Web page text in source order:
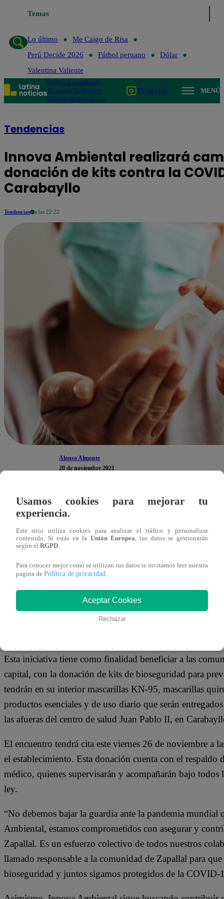
TemasLo último
Lo último
Me Caigo de Risa
Perú Decide 2026
Fútbol peruano
Dólar
Valentina Valiente
PolíticaLimaMundo
Te ayudoTendencias
DeportesEspectáculos
TV en vivo MENÚ
Tendencias
Innova Ambiental realizará
donación de kits contra la
Carabayllo
Tendencias a las 22:22
Alonso Almonte
20 de noviembre 2021
Continúa la batalla en nuestro país por la pandemia
de Salud (MINSA), casi el 60% de peruanos ya se
correspondientes, es fundamental seguir protegiéndose
tercera ola de contagios.
En ese sentido, Innova Ambiental, empresa
urbanos y soluciones ambientales para las industrias,
acciones del “Programa de Responsabilidad Social –
ayudar a más de 500 vecinos de la comunidad de
Esta iniciativa tiene como finalidad beneficiar a las
capital, con la donación de kits de bioseguridad para
tendrán en su interior mascarillas KN-95, mascarillas
productos esenciales y de uso diario que serán
las afueras del centro de salud Juan Pablo II, en
El encuentro tendrá cita este viernes 26 de noviembre a
el establecimiento. Esta donación cuenta con el
médico, quienes supervisarán y acompañarán bajo
ley.
“No debemos bajar la guardia ante la pandemia
Ambiental, estamos comprometidos con asegurar y
Zapallal. Es un esfuerzo colectivo de todos nuestros
llamado responsable a la comunidad de Zapallal para
bioseguridad y juntos sigamos protegidos de la COVID-
Usamos cookies para mejorar tu
experiencia.
Este sitio utiliza cookies para analizar el tráfico y personalizar
contenido. Si estás en la Unión Europea, tus datos se gestionarán
según el RGPD.
Para conocer mejor como se utilizan tus datos te invitamos leer nuestra
pagina de Política de privacidad.
Aceptar Cookies
Rechazar